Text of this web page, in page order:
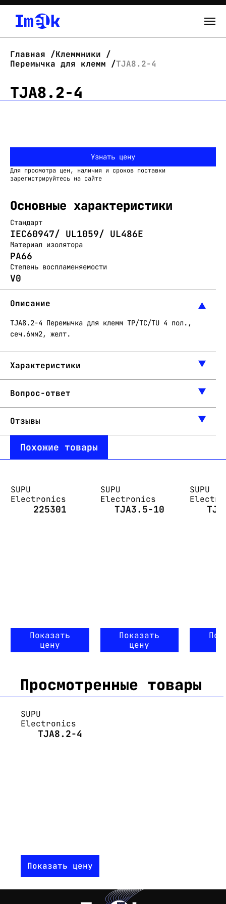
О нас
Новости
Контакты
Вход
Главная
Клеммники
Перемычка для клемм
TJA8.2-4
TJA8.2-4
Узнать цену
Для просмотра цен, наличия и сроков поставки
зарегистрируйтесь на сайте
Основные характеристики
Стандарт
IEC60947/ UL1059/ UL486E
Материал изолятора
PA66
Степень воспламеняемости
V0
Описание
TJA8.2-4 Перемычка для клемм TP/TC/TU 4 пол.,
сеч.6мм2, желт.
Характеристики
Вопрос-ответ
Отзывы
Похожие товары
SUPU
Electronics
225301
Показать
цену
SUPU
Electronics
TJA3.5-10
Показать
цену
SUPU
Просмотренные товары
SUPU
Electronics
TJA8.2-4
Показать цену